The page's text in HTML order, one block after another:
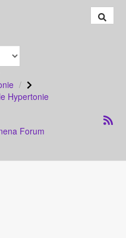
Hypertonie
Forum